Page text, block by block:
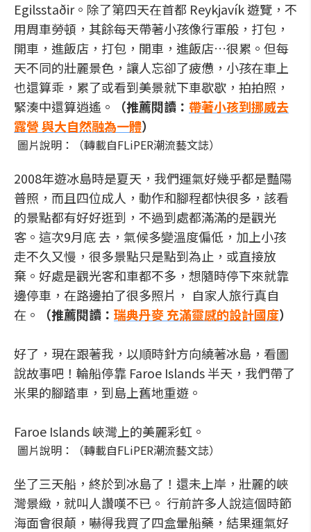
Egilsstaðir。除了第四天在首都 Reykjavík 遊覽，不
用周車勞頓，其餘每天帶著小孩像行軍般，打包，
開車，進飯店，打包，開車，進飯店…很累。但每
天不同的壯麗景色，讓人忘卻了疲憊，小孩在車上
也還算乖，累了或看到美景就下車歇歇，拍拍照，
緊湊中還算逍遙。
（推薦閱讀： 帶著小孩到挪威去
露營 與大自然融為一體）
圖片說明：（轉載自FLiPER潮流藝文誌）
2008年遊冰島時是夏天，我們運氣好幾乎都是豔陽
普照，而且四位成人，動作和腳程都快很多，該看
的景點都有好好逛到，不過到處都滿滿的是觀光
客。這次9月底 去，氣候多變溫度偏低，加上小孩
走不久又慢，很多景點只是點到為止，或直接放
棄。好處是觀光客和車都不多，想隨時停下來就靠
邊停車，在路邊拍了很多照片， 自家人旅行真自
在。
（推薦閱讀： 瑞典丹麥 充滿靈感的設計國度）
好了，現在跟著我，以順時針方向繞著冰島，看圖
說故事吧！輪船停靠 Faroe Islands 半天，我們帶了
米果的腳踏車，到島上舊地重遊。
Faroe Islands 峽灣上的美麗彩虹。
圖片說明：（轉載自FLiPER潮流藝文誌）
坐了三天船，終於到冰島了！還未上岸，壯麗的峽
灣景緻，就叫人讚嘆不已。 行前許多人說這個時節
海面會很顛，嚇得我買了四盒暈船藥，結果運氣好